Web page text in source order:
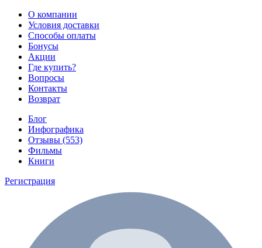
О компании
Условия доставки
Способы оплаты
Бонусы
Акции
Где купить?
Вопросы
Контакты
Возврат
Блог
Инфографика
Отзывы (553)
Фильмы
Книги
Регистрация